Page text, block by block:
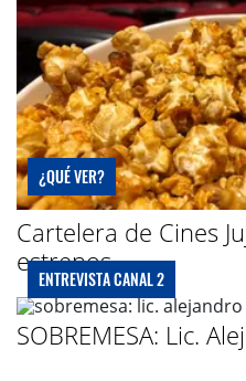
¿QUÉ VER?
Cartelera de Cines
estrenos
ENTREVISTA CANAL 2
SOBREMESA: Lic.